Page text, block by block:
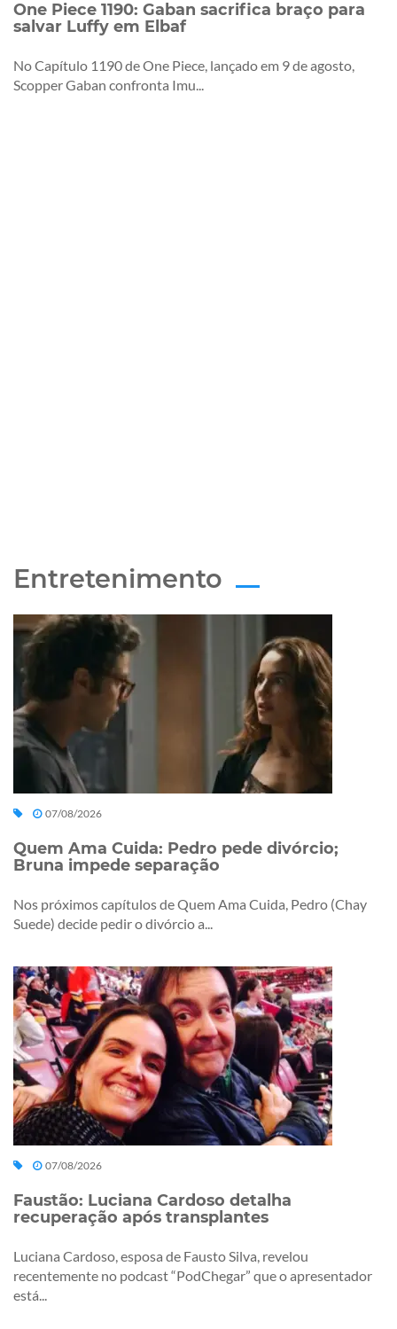
One Piece 1190: Gaban sacrifica braço para
salvar Luffy em Elbaf
No Capítulo 1190 de One Piece, lançado em 9 de agosto,
Scopper Gaban confronta Imu...
Entretenimento
07/08/2026
Quem Ama Cuida: Pedro pede divórcio;
Bruna impede separação
Nos próximos capítulos de Quem Ama Cuida, Pedro (Chay
Suede) decide pedir o divórcio a...
07/08/2026
Faustão: Luciana Cardoso detalha
recuperação após transplantes
Luciana Cardoso, esposa de Fausto Silva, revelou
recentemente no podcast “PodChegar” que o apresentador
está...